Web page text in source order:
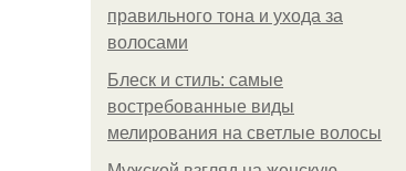
правильного тона и ухода за
волосами
Блеск и стиль: самые
востребованные виды
мелирования на светлые волосы